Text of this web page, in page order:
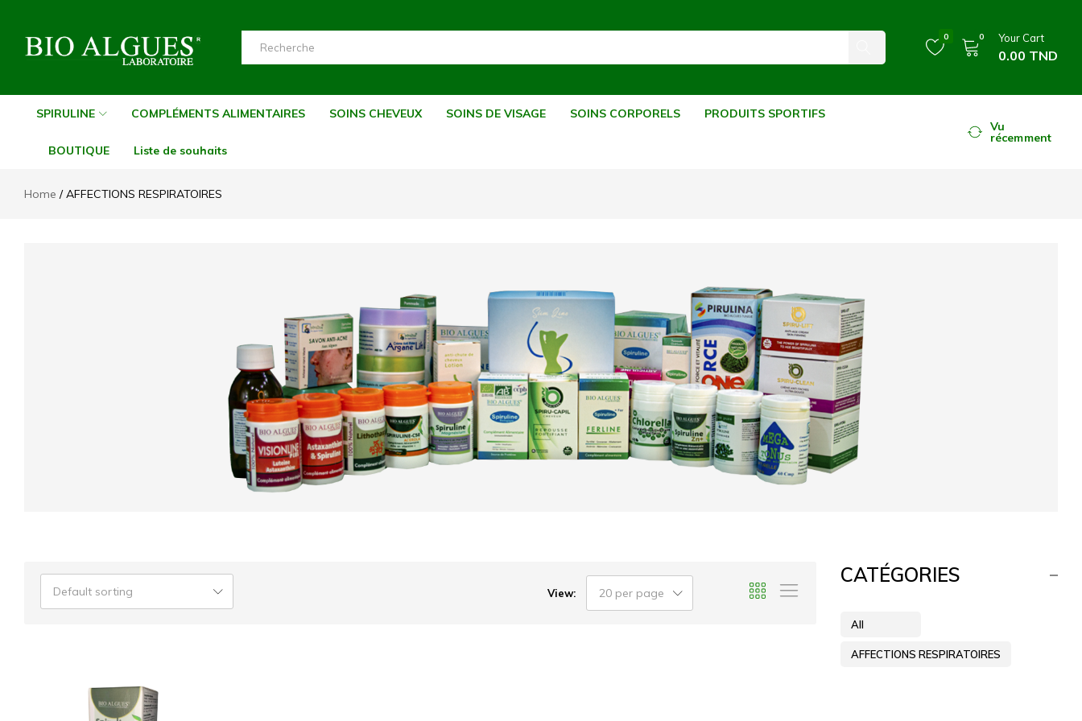
Tunisie
Tunisie
0 0 Your Cart
0.00 TND
SPIRULINE COMPLÉMENTS ALIMENTAIRES SOINS CHEVEUX SOINS DE VISAGE SOINS CORPORELS PRODUITS SPORTIFS
BOUTIQUE Liste de souhaits
Vu
récemment
Home AFFECTIONS RESPIRATOIRES
View: 20 per page
Default sorting
CATÉGORIES
All
AFFECTIONS RESPIRATOIRES